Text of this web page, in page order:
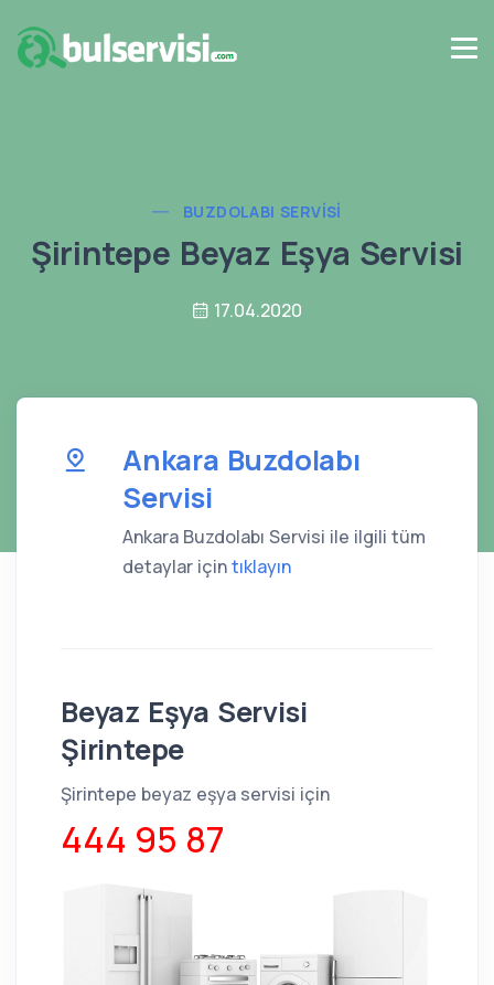
BUZDOLABI SERVISI
Şirintepe Beyaz Eşya Servisi
17.04.2020
Ankara Buzdolabı
Servisi
Ankara Buzdolabı Servisi ile ilgili tüm
detaylar içintıklayın
Beyaz Eşya Servisi
Şirintepe
Şirintepe beyaz eşya servisi için
444 95 87